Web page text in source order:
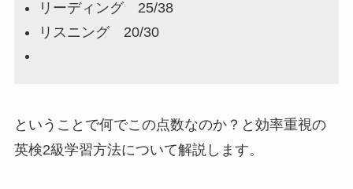
リーディング 25/38
リスニング 20/30
ということで何でこの点数なのか？と効率重視の
英検2級学習方法について解説します。